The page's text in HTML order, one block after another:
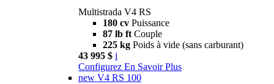
Multistrada V4 RS
180 cv Puissance
87 lb ft Couple
225 kg Poids à vide (sans carburant)
43 995 $ i
Configurez En Savoir Plus
new V4 RS 100